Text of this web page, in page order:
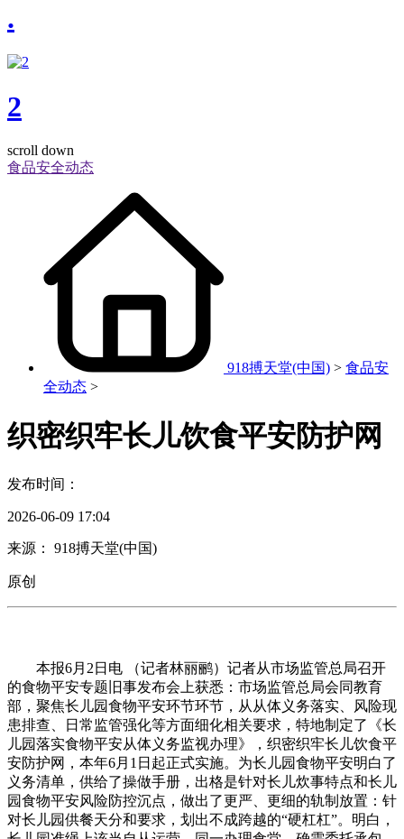
.
2
scroll down
食品安全动态
918搏天堂(中国) > 食品安
全动态 >
织密织牢长儿饮食平安防护网
发布时间：
2026-06-09 17:04
来源： 918搏天堂(中国)
原创
本报6月2日电 （记者林丽鹂）记者从市场监管总局召开
的食物平安专题旧事发布会上获悉：市场监管总局会同教育
部，聚焦长儿园食物平安环节环节，从从体义务落实、风险现
患排查、日常监管强化等方面细化相关要求，特地制定了《长
儿园落实食物平安从体义务监视办理》，织密织牢长儿饮食平
安防护网，本年6月1日起正式实施。为长儿园食物平安明白了
义务清单，供给了操做手册，出格是针对长儿炊事特点和长儿
园食物平安风险防控沉点，做出了更严、更细的轨制放置：针
对长儿园供餐天分和要求，划出不成跨越的“硬杠杠”。明白，